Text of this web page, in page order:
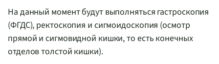
На данный момент будут выполняться гастроскопия
(ФГДС), ректоскопия и сигмоидоскопия (осмотр
прямой и сигмовидной кишки, то есть конечных
отделов толстой кишки).